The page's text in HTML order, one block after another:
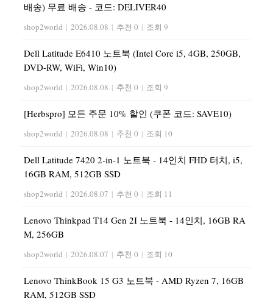
배송) 무료 배송 - 코드: DELIVER40
shop2world | 2026.08.08 | 추천 0 | 조회 9
Dell Latitude E6410 노트북 (Intel Core i5, 4GB, 250GB,
DVD-RW, WiFi, Win10)
shop2world | 2026.08.08 | 추천 0 | 조회 9
[Herbspro] 모든 주문 10% 할인 (쿠폰 코드: SAVE10)
shop2world | 2026.08.08 | 추천 0 | 조회 10
Dell Latitude 7420 2-in-1 노트북 - 14인치 FHD 터치, i5,
16GB RAM, 512GB SSD
shop2world | 2026.08.07 | 추천 0 | 조회 11
Lenovo Thinkpad T14 Gen 2I 노트북 - 14인치, 16GB RA
M, 256GB
shop2world | 2026.08.07 | 추천 0 | 조회 10
Lenovo ThinkBook 15 G3 노트북 - AMD Ryzen 7, 16GB
RAM, 512GB SSD